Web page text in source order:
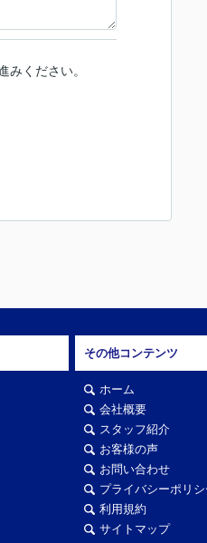
みください。
その他コンテンツ
ホーム
会社概要
スタッフ紹介
お客様の声
お問い合わせ
プライバシーポリシ
利用規約
サイトマップ